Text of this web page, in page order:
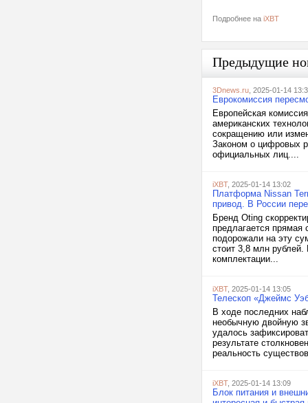
Подробнее на iXBT
Предыдущие
3Dnews.ru , 2025-01-14
Еврокомиссия
Европейская
американских
сокращению или
Законом о цифровых
официальных лиц....
iXBT, 2025-01-14 13:02
Платформа Nissan
привод. В России
Бренд Oting
предлагается прямая
подорожали на эту
стоит 3,8 млн
комплектации...
iXBT, 2025-01-14 13:05
Телескоп «Джеймс
В ходе последних
необычную двойную
удалось
результате
реальность
iXBT, 2025-01-14 13:09
Блок питания и